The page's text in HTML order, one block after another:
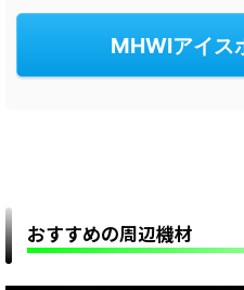
MHWIアイス
おすすめの周辺機材